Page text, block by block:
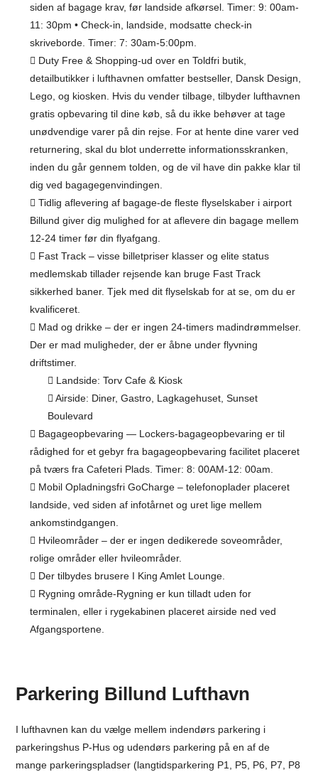
siden af bagage krav, før landside afkørsel. Timer: 9: 00am-
11: 30pm • Check-in, landside, modsatte check-in
skriveborde. Timer: 7: 30am-5:00pm.
Duty Free & Shopping-ud over en Toldfri butik,
detailbutikker i lufthavnen omfatter bestseller, Dansk Design,
Lego, og kiosken. Hvis du vender tilbage, tilbyder lufthavnen
gratis opbevaring til dine køb, så du ikke behøver at tage
unødvendige varer på din rejse. For at hente dine varer ved
returnering, skal du blot underrette informationsskranken,
inden du går gennem tolden, og de vil have din pakke klar til
dig ved bagagegenvindingen.
Tidlig aflevering af bagage-de fleste flyselskaber i airport
Billund giver dig mulighed for at aflevere din bagage mellem
12-24 timer før din flyafgang.
Fast Track – visse billetpriser klasser og elite status
medlemskab tillader rejsende kan bruge Fast Track
sikkerhed baner. Tjek med dit flyselskab for at se, om du er
kvalificeret.
Mad og drikke – der er ingen 24-timers madindrømmelser.
Der er mad muligheder, der er åbne under flyvning
driftstimer.
Landside: Torv Cafe & Kiosk
Airside: Diner, Gastro, Lagkagehuset, Sunset
Boulevard
Bagageopbevaring — Lockers-bagageopbevaring er til
rådighed for et gebyr fra bagageopbevaring facilitet placeret
på tværs fra Cafeteri Plads. Timer: 8: 00AM-12: 00am.
Mobil Opladningsfri GoCharge – telefonoplader placeret
landside, ved siden af infotårnet og uret lige mellem
ankomstindgangen.
Hvileområder – der er ingen dedikerede soveområder,
rolige områder eller hvileområder.
Der tilbydes brusere I King Amlet Lounge.
Rygning område-Rygning er kun tilladt uden for
terminalen, eller i rygekabinen placeret airside ned ved
Afgangsportene.
Parkering Billund Lufthavn
I lufthavnen kan du vælge mellem indendørs parkering i
parkeringshus P-Hus og udendørs parkering på en af de
mange parkeringspladser (langtidsparkering P1, P5, P6, P7, P8